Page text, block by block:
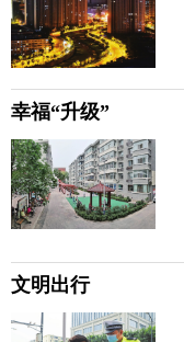
幸福“升级”
文明出行